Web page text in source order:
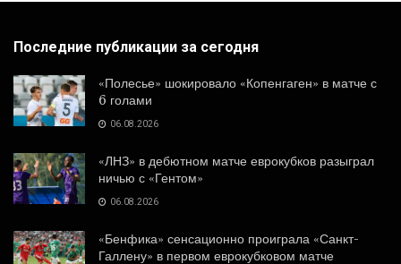
Последние публикации за сегодня
«Полесье» шокировало «Копенгаген» в матче с
6 голами
06.08.2026
«ЛНЗ» в дебютном матче еврокубков разыграл
ничью с «Гентом»
06.08.2026
«Бенфика» сенсационно проиграла «Санкт-
Галлену» в первом еврокубковом матче